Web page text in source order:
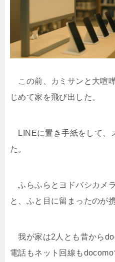
この前、カミサンと大喧
じめて家を飛び出した。
LINEに置き手紙をして、
た。
ふらふらとヨドバシカメ
と、ふと目に留まったのが
我が家は2人とも昔から
電話もネット回線もdocomo